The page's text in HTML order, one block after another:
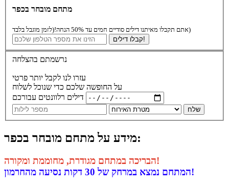
מתחם מובחר בכפר
אתם תקבלו מאיתנו דילים סודיים חמים עד 50% הנחה!(לזמן מוגבל בלבד)
קבלו דילים!
נרשמתם בהצלחה
עזרו לנו לקבל יותר פרטי
על החופשה שלכם כדי שנוכל לשלוח
שלח
מידע על מתחם מובחר בכפר:
הבריכה במתחם מגודרת, מחוממת ומקורה!
המתחם נמצא במרחק של 30 דקות נסיעה מהחרמון!